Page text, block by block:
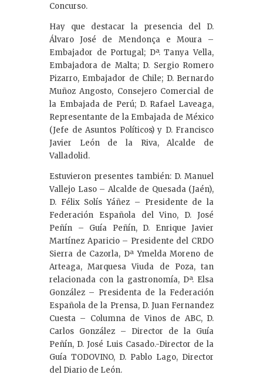
Concurso.
Hay que destacar la presencia del D.
Álvaro José de Mendonça e Moura –
Embajador de Portugal; Dª. Tanya Vella,
Embajadora de Malta; D. Sergio Romero
Pizarro, Embajador de Chile; D. Bernardo
Muñoz Angosto, Consejero Comercial de
la Embajada de Perú; D. Rafael Laveaga,
Representante de la Embajada de México
(Jefe de Asuntos Políticos) y D. Francisco
Javier León de la Riva, Alcalde de
Valladolid.
Estuvieron presentes también: D. Manuel
Vallejo Laso – Alcalde de Quesada (Jaén),
D. Félix Solís Yáñez – Presidente de la
Federación Española del Vino, D. José
Peñín – Guía Peñín, D. Enrique Javier
Martínez Aparicio – Presidente del CRDO
Sierra de Cazorla, Dª Ymelda Moreno de
Arteaga, Marquesa Viuda de Poza, tan
relacionada con la gastronomía, Dª. Elsa
González – Presidenta de la Federación
Española de la Prensa, D. Juan Fernandez
Cuesta – Columna de Vinos de ABC, D.
Carlos González – Director de la Guía
Peñín, D. José Luis Casado.-Director de la
Guía TODOVINO, D. Pablo Lago, Director
del Diario de León.